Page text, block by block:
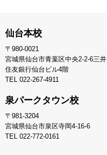
仙台本校
〒980-0021
宮城県仙台市青葉区中央2-2-6三井
住友銀行仙台ビル4階
TEL 022-267-4911
泉パークタウン校
〒981-3204
宮城県仙台市泉区寺岡4-16-6
TEL 022-772-0161